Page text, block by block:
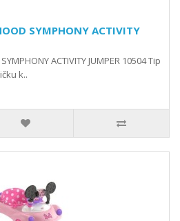
SYMPHONY ACTIVITY
ACTIVITY JUMPER 10504 Tip
k..